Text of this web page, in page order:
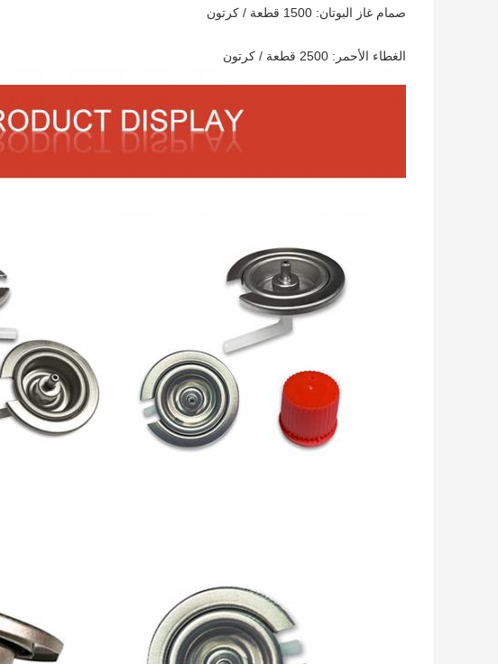
صمام غاز البوتان: 1500 قطعة / كرتون
الغطاء الأحمر: 2500 قطعة / كرتون